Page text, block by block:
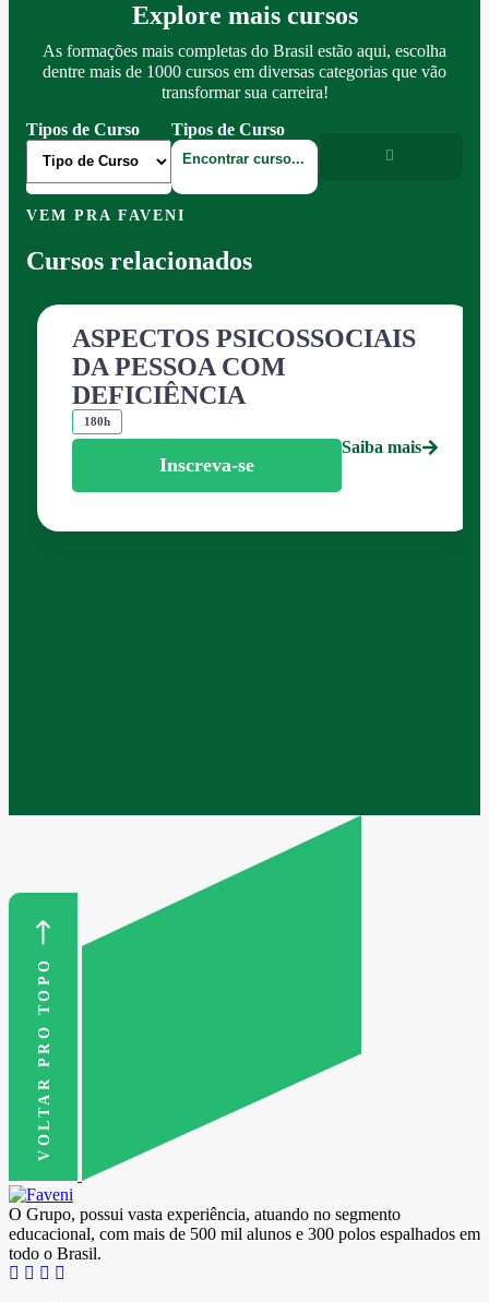
Explore mais cursos
As formações mais completas do Brasil estão aqui, escolha
dentre mais de 1000 cursos em diversas categorias que vão
transformar sua carreira!
Tipos de Curso
Tipos de Curso
VEM PRA FAVENI
Cursos relacionados
ASPECTOS PSICOSSOCIAIS
DA PESSOA COM
DEFICIÊNCIA
180h
Inscreva-se
Saiba mais
VOLTAR PRO TOPO
O Grupo, possui vasta experiência, atuando no segmento
educacional, com mais de 500 mil alunos e 300 polos espalhados em
todo o Brasil.